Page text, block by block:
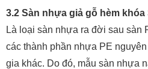
3.2 Sàn nhựa giả gỗ hèm khóa
Là loại sàn nhựa ra đời sau sàn
các thành phần nhựa PE
gia khác. Do đó, mẫu sàn nhựa